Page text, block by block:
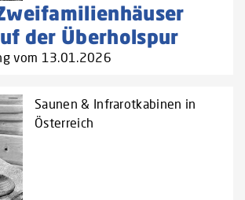
der Überholspur
vom 13.01.2026
Saunen & Infrarotkabinen in
Österreich